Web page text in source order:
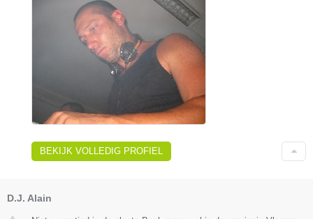
BEKIJK VOLLEDIG PROFIEL
D.J. Alain